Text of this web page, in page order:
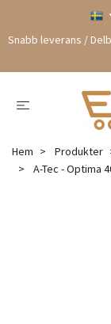
Snabb leverans /
Hem Produkter
A-Tec - Optima